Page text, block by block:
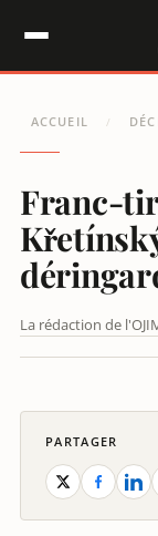
ACCUEIL /
Franc-
La rédaction de
PARTAGER
Panneau de